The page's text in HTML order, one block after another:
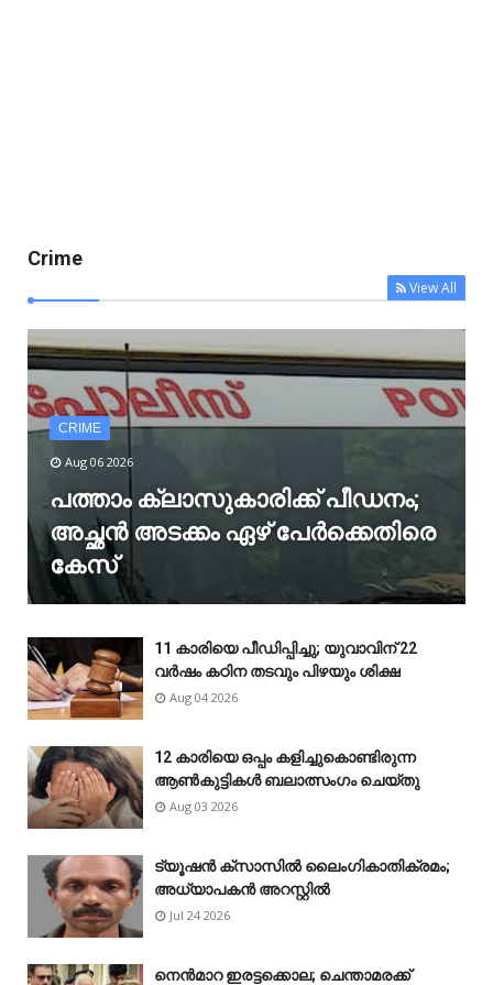
Crime
View All
CRIME
Aug 06 2026
പത്താം ക്ലാസുകാരിക്ക് പീഡനം;
അച്ഛൻ അടക്കം ഏഴ് പേർക്കെതിരെ
കേസ്
11 കാരിയെ പീഡിപ്പിച്ചു; യുവാവിന് 22
വർഷം കഠിന തടവും പിഴയും ശിക്ഷ
Aug 04 2026
12 കാരിയെ ഒപ്പം കളിച്ചുകൊണ്ടിരുന്ന
ആൺകുട്ടികൾ ബലാത്സംഗം ചെയ്‌തു
Aug 03 2026
ട്യൂഷൻ ക്സാസിൽ ലൈംഗികാതിക്രമം;
അധ്യാപകൻ അറസ്റ്റിൽ
Jul 24 2026
നെൻമാറ ഇരട്ടക്കൊല; ചെന്താമരക്ക്